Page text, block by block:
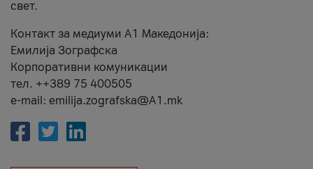
свет.
Контакт за медиуми А1 Македонија:
Емилија Зографска
Корпоративни комуникации
тел. ++389 75 400505
e-mail: emilija.zografska@A1.mk